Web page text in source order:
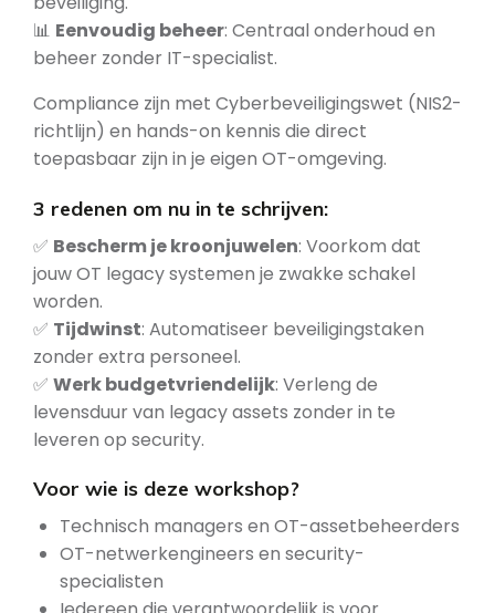
📊 Eenvoudig beheer: Centraal onderhoud en
beheer zonder IT-specialist.
Compliance zijn met Cyberbeveiligingswet (NIS2-
richtlijn) en hands-on kennis die direct
toepasbaar zijn in je eigen OT-omgeving.
3 redenen om nu in te schrijven:
✅ Bescherm je kroonjuwelen: Voorkom dat
jouw OT legacy systemen je zwakke schakel
worden.
✅ Tijdwinst: Automatiseer beveiligingstaken
zonder extra personeel.
✅ Werk budgetvriendelijk: Verleng de
levensduur van legacy assets zonder in te
leveren op security.
Voor wie is deze workshop?
Technisch managers en OT-assetbeheerders
OT-netwerkengineers en security-
specialisten